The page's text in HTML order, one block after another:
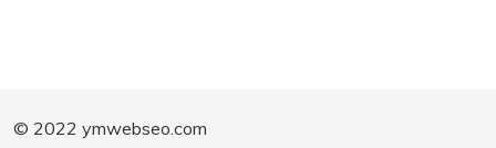
© 2022 ymwebseo.com